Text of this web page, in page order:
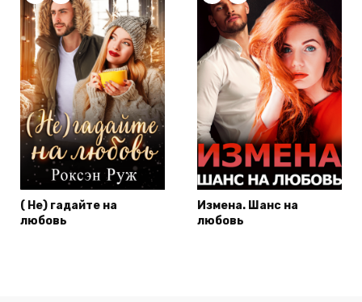
( Не) гадайте на
любовь
Измена. Шанс на
любовь